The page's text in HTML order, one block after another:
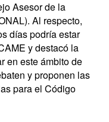
Asesor de la
Al respecto,
días podría estar
y destacó la
en este ámbito de
y proponen las
para el Código